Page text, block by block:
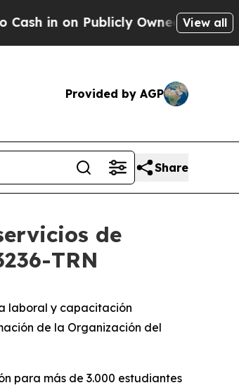
Publicly Owned oilFive View all
Provided by AGP
Share
de
TRN
laboral y capacitación
de la Organización del
para más de 3.000 estudiantes